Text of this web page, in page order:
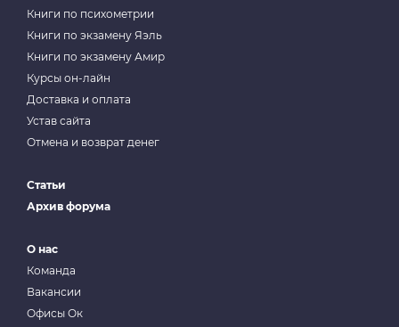
Книги по психометрии
Книги по экзамену Яэль
Книги по экзамену Амир
Курсы он-лайн
Доставка и оплата
Устав сайта
Отмена и возврат денег
Статьи
Архив форума
О нас
Команда
Вакансии
Офисы Ок